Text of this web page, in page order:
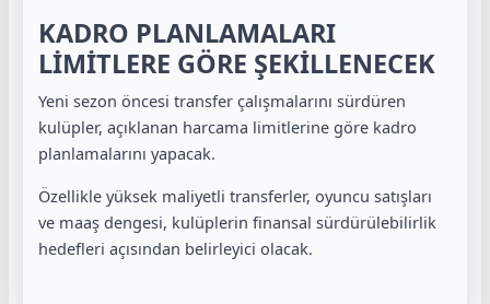
KADRO PLANLAMALARI
LİMİTLERE GÖRE ŞEKİLLENECEK
Yeni sezon öncesi transfer çalışmalarını sürdüren
kulüpler, açıklanan harcama limitlerine göre kadro
planlamalarını yapacak.
Özellikle yüksek maliyetli transferler, oyuncu satışları
ve maaş dengesi, kulüplerin finansal sürdürülebilirlik
hedefleri açısından belirleyici olacak.